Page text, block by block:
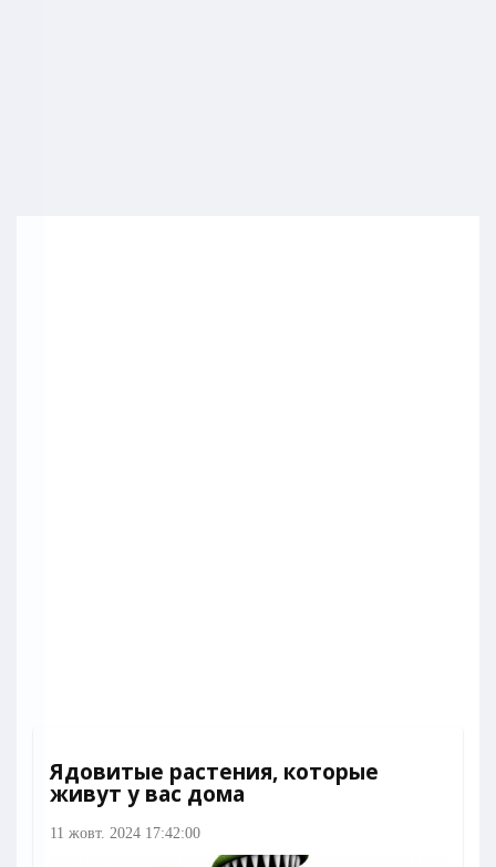
Ядовитые растения, которые
живут у вас дома
11 жовт. 2024 17:42:00